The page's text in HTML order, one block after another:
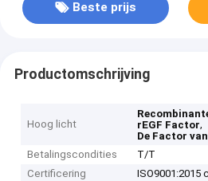
Beste prijs
Productomschrijving
Hoog licht
rEGF Factor,
De Factor
Betalingscondities
T/T
Certificering
ISO9001:2015